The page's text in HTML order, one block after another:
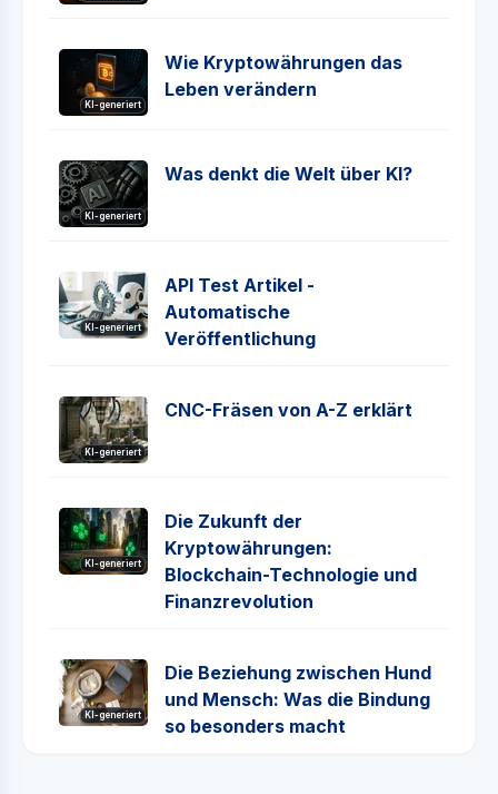
KI-generiert
Wie Kryptowährungen das
Leben verändern
KI-generiert
Was denkt die Welt über KI?
KI-generiert
API Test Artikel -
Automatische
Veröffentlichung
KI-generiert
CNC-Fräsen von A-Z erklärt
KI-generiert
Die Zukunft der
Kryptowährungen:
Blockchain-Technologie und
Finanzrevolution
KI-generiert
Die Beziehung zwischen Hund
und Mensch: Was die Bindung
so besonders macht